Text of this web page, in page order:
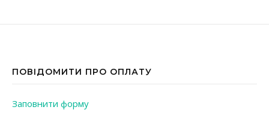
ПОВІДОМИТИ ПРО ОПЛАТУ
Заповнити форму